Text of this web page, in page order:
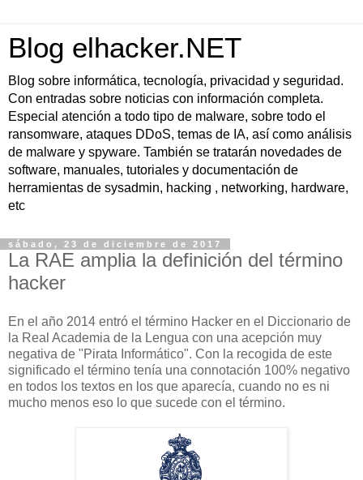
Blog elhacker.NET
Blog sobre informática, tecnología, privacidad y seguridad.
Con entradas sobre noticias con información completa.
Especial atención a todo tipo de malware, sobre todo el
ransomware, ataques DDoS, temas de IA, así como análisis
de malware y spyware. También se tratarán novedades de
software, manuales, tutoriales y documentación de
herramientas de sysadmin, hacking , networking, hardware,
etc
sábado, 23 de diciembre de 2017
La RAE amplia la definición del término
hacker
En el año 2014 entró el término Hacker en el Diccionario de
la Real Academia de la Lengua con una acepción muy
negativa de "Pirata Informático". Con la recogida de este
significado el término tenía una connotación 100% negativo
en todos los textos en los que aparecía, cuando no es ni
mucho menos eso lo que sucede con el término.